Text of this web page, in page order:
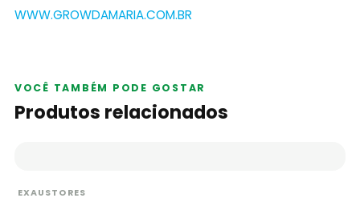
WWW.GROWDAMARIA.COM.BR
VOCÊ TAMBÉM PODE GOSTAR
Produtos relacionados
EXAUSTORES